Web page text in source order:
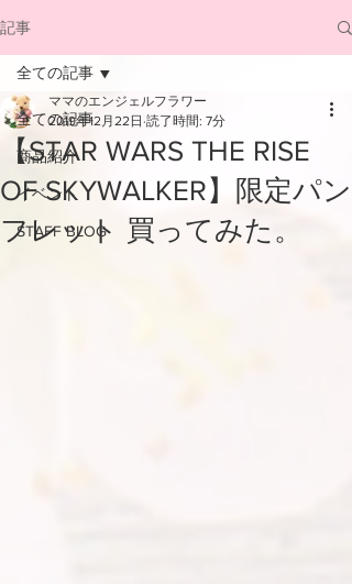
記事
全ての記事
商品紹介
イベント
STAFF BLOG
全ての記事
【STAR WARS THE RISE
OF SKYWALKER】限定パン
フレット 買ってみた。
ママのエンジェルフラワー
2019年12月22日 読了時間: 7分